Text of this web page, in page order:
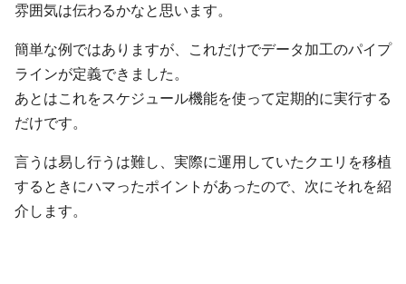
雰囲気は伝わるかなと思います。
簡単な例ではありますが、これだけでデータ加工のパイプ
ラインが定義できました。
あとはこれをスケジュール機能を使って定期的に実行する
だけです。
言うは易し行うは難し、実際に運用していたクエリを移植
するときにハマったポイントがあったので、次にそれを紹
介します。